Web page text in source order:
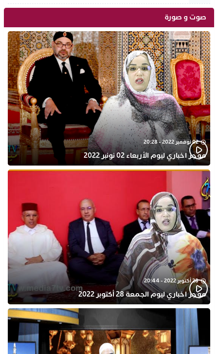
صوت و صورة
02 نوفمبر 2022 - 20:28
موجز اخباري ليوم الأربعاء 02 نونبر 2022
28 أكتوبر 2022 - 20:44
موجز اخباري ليوم الجمعة 28 أكتوبر 2022